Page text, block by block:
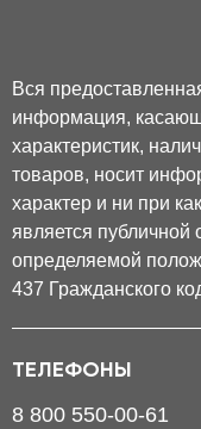
Вся
информация,
характеристик,
товаров, носит
характер и ни при
является публичной
определяемой
437 Гражданского
ТЕЛЕФОНЫ
8 800 550-00-61